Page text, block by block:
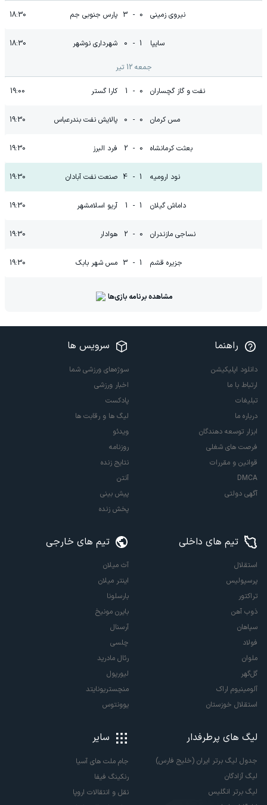
نیروی زمینی 0
-
3 پارس جنوبی جم 18:30
سایپا 1
-
0 شهرداری نوشهر 18:30
جمعه 12 تیر
نفت و گاز گچساران 0
-
1 کارا گستر 19:00
مس کرمان 0
-
0 پالایش نفت بندرعباس 19:30
بعثت کرمانشاه 0
-
2 فرد البرز 19:30
نود ارومیه 1
-
4 صنعت نفت آبادان 19:30
داماش گیلان 1
-
1 آریو اسلامشهر 19:30
نساجی مازندران 0
-
2 هوادار 19:30
جزیره قشم 1
-
3 مس شهر بابک 19:30
مشاهده برنامه بازی‌ها
راهنما
دانلود اپلیکیشن
ارتباط با ما
تبلیغات
درباره ما
ابزار توسعه دهندگان
فرصت های شغلی
قوانین و مقررات
DMCA
آگهی دولتی
سرویس ها
سوژه‌های ورزشی شما
اخبار ورزشی
پادکست
لیگ ها و رقابت ها
ویدئو
روزنامه
نتایج زنده
آنتن
پیش بینی
پخش زنده
تیم های داخلی
استقلال
پرسپولیس
تراکتور
ذوب آهن
سپاهان
فولاد
ملوان
گل‌گهر
آلومینیوم اراک
استقلال خوزستان
تیم های خارجی
آث میلان
اینتر میلان
بارسلونا
بایرن مونیخ
آرسنال
چلسی
رئال مادرید
لیورپول
منچستریونایتد
یوونتوس
لیگ های پرطرفدار
جدول لیگ برتر ایران (خلیج فارس)
لیگ آزادگان
لیگ برتر انگلیس
سایر
جام ملت های آسیا
رنکینگ فیفا
نقل و انتقالات اروپا